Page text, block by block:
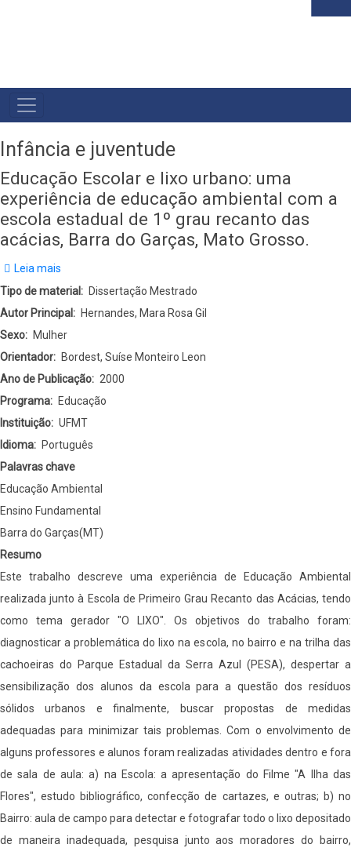
MAIN
NAVIGATION
Infância e juventude
Educação Escolar e lixo urbano: uma
experiência de educação ambiental com a
escola estadual de 1º grau recanto das
acácias, Barra do Garças, Mato Grosso.
Leia mais
Educação
Escolar
e
lixo
urbano:
uma
experiência
de
educação
ambiental
com
a
estadual
de
1º
grau
recanto
das
acácias,
Barra
do
Garças,
Mato
Grosso.
Tipo de material
Dissertação Mestrado
Autor Principal
Hernandes, Mara Rosa Gil
Sexo
Mulher
Orientador
Bordest, Suíse Monteiro Leon
Ano de Publicação
2000
Programa
Educação
Instituição
UFMT
Idioma
Português
Palavras chave
Educação Ambiental
Ensino Fundamental
Barra do Garças(MT)
Resumo
Este trabalho descreve uma experiência de Educação Ambiental
realizada junto à Escola de Primeiro Grau Recanto das Acácias, tendo
como tema gerador "O LIXO". Os objetivos do trabalho foram:
diagnosticar a problemática do lixo na escola, no bairro e na trilha das
cachoeiras do Parque Estadual da Serra Azul (PESA), despertar a
sensibilização dos alunos da escola para a questão dos resíduos
sólidos urbanos e finalmente, buscar propostas de medidas
adequadas para minimizar tais problemas. Com o envolvimento de
alguns professores e alunos foram realizadas atividades dentro e fora
de sala de aula: a) na Escola: a apresentação do Filme "A Ilha das
Flores", estudo bibliográfico, confecção de cartazes, e outras; b) no
Bairro: aula de campo para detectar e fotografar todo o lixo depositado
de maneira inadequada, pesquisa junto aos moradores do bairro,